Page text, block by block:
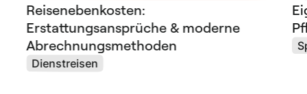
Reisenebenkosten:
Erstattungsansprüche & moderne
Abrechnungsmethoden
Dienstreisen